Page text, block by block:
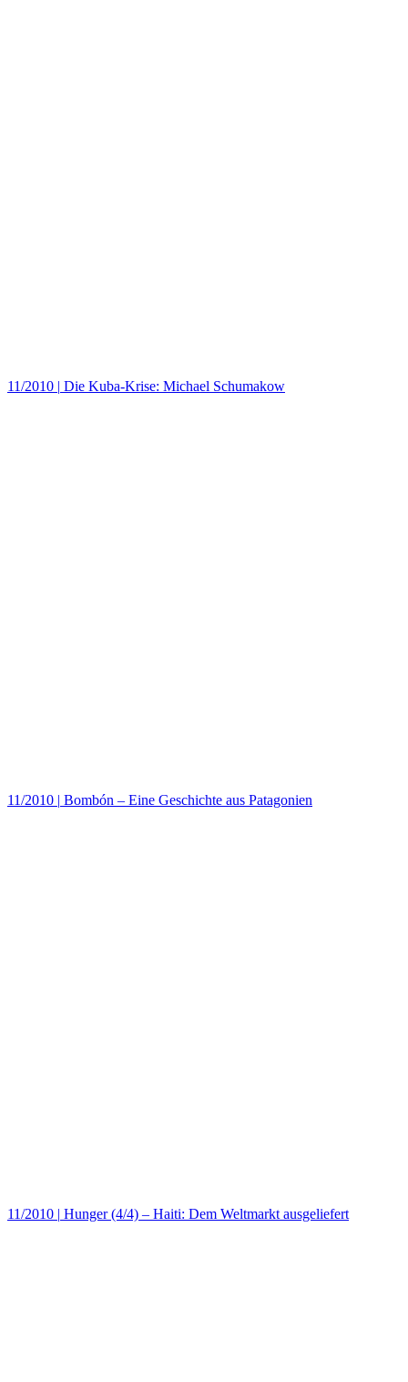
11/2010 | Die Kuba-Krise: Michael Schumakow
11/2010 | Bombón – Eine Geschichte aus Patagonien
11/2010 | Hunger (4/4) – Haiti: Dem Weltmarkt ausgeliefert